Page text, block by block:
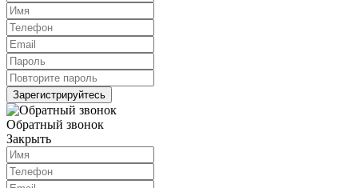
Зарегистрируйтесь
Обратный звонок
Закрыть